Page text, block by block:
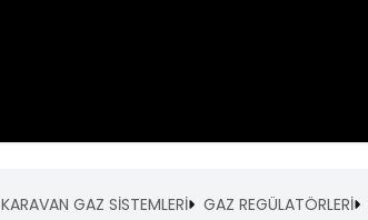
KARAVAN GAZ SİSTEMLERİ GAZ REGÜLATÖRLERİ